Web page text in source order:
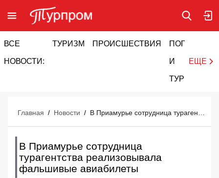
ВСЕ
НОВОСТИ:
ТУРИЗМ ПРОИСШЕСТВИЯ ПОГОДА
И
ТУРИЗМ
ЕЩЕ
Главная / Новости /
В Приамурье сотрудница
турагентства реализовывала
фальшивые авиабилеты